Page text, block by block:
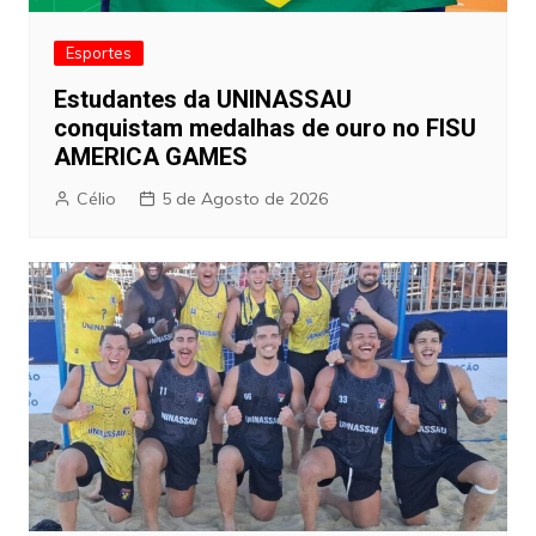
Esportes
Estudantes da UNINASSAU
conquistam medalhas de ouro no FISU
AMERICA GAMES
Célio 5 de Agosto de 2026